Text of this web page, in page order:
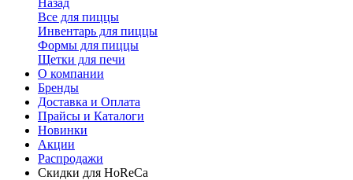
Все для пиццы
Инвентарь для пиццы
Формы для пиццы
Щетки для печи
О компании
Бренды
Доставка и Оплата
Прайсы и Каталоги
Новинки
Акции
Распродажи
Скидки для HoReCa